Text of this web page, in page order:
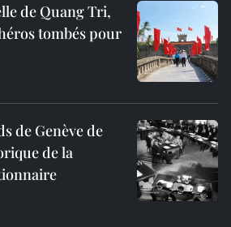
de Quang Tri,
tombés pour
de Genève de
de la